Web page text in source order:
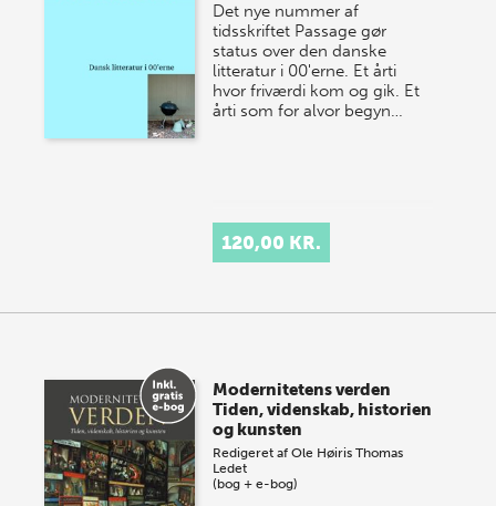
Det nye nummer af
tidsskriftet Passage gør
status over den danske
litteratur i 00'erne. Et årti
hvor friværdi kom og gik. Et
årti som for alvor begyn…
120,00 KR.
Modernitetens verden
Tiden, videnskab, historien
og kunsten
Redigeret afOle Høiris Thomas
Ledet
(bog + e-bog)